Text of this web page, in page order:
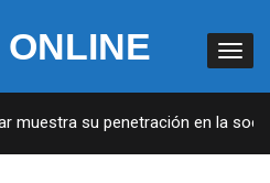
su penetración en la sociedad